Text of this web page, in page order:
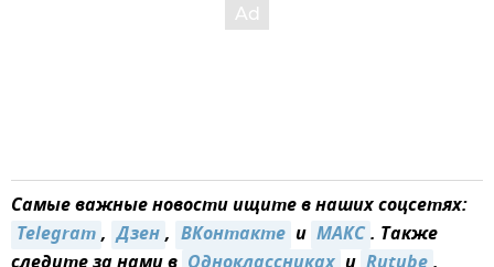
Самые важные новости ищите в наших соцсетях:
Telegram, Дзен, ВКонтакте и MAКС. Также